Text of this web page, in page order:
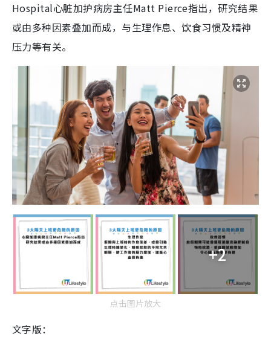
Hospital心脏加护病房主任Matt Pierce指出，研究结果
或由多种因素叠加而成，与生理作息、饮食习惯及精神
压力等有关。
+2
点击图片放大
文字版：